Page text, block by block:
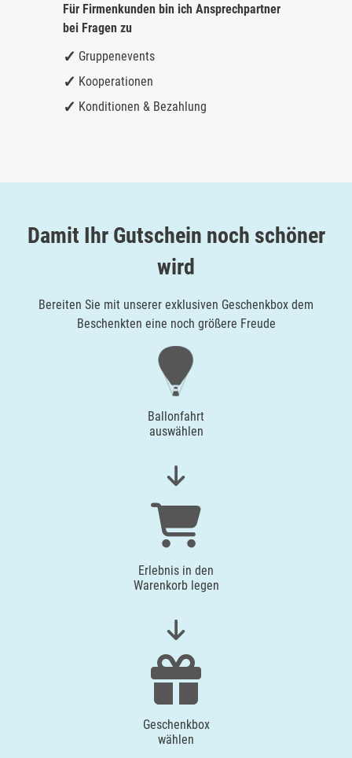
Für Firmenkunden bin ich Ansprechpartner
bei Fragen zu
Gruppenevents
Kooperationen
Konditionen & Bezahlung
Damit Ihr Gutschein noch schöner
wird
Bereiten Sie mit unserer exklusiven Geschenkbox dem
Beschenkten eine noch größere Freude
Ballonfahrt
auswählen
Erlebnis in den
Warenkorb legen
Geschenkbox
wählen